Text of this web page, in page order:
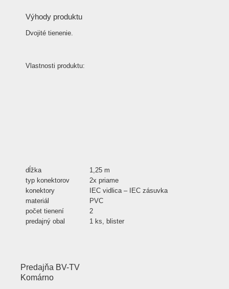
Výhody produktu
Dvojité tienenie.
Vlastnosti produktu:
dĺžka
1,25 m
typ konektorov
2x priame
konektory
IEC vidlica – IEC zásuvka
materiál
PVC
počet tienení
2
predajný obal
1 ks, blister
Predajňa BV-TV
Komárno